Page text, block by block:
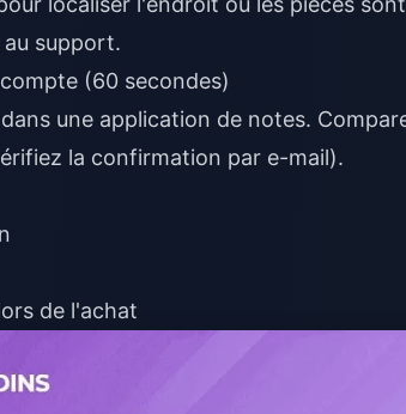
au support.
(60 secondes)
une application de notes.
la confirmation par e-mail).
de l'achat